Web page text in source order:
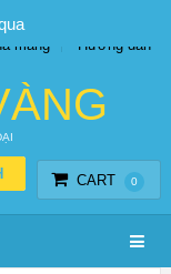
màng Hướng dẫn
CART 0